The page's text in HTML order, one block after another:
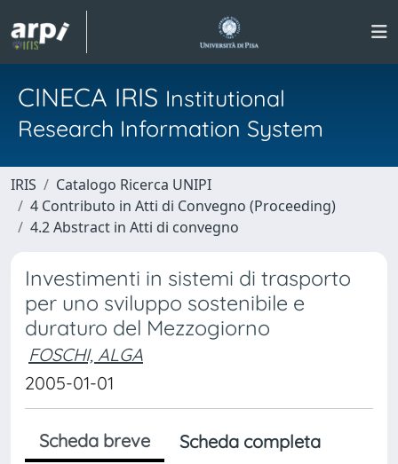
CINECA IRIS Institutional
Research Information System
IRIS
Catalogo Ricerca UNIPI
4 Contributo in Atti di Convegno (Proceeding)
4.2 Abstract in Atti di convegno
Investimenti in sistemi di trasporto
per uno sviluppo sostenibile e
duraturo del Mezzogiorno
FOSCHI, ALGA
2005-01-01
Scheda breve
Scheda completa